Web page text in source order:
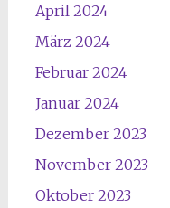
April 2024
März 2024
Februar 2024
Januar 2024
Dezember 2023
November 2023
Oktober 2023